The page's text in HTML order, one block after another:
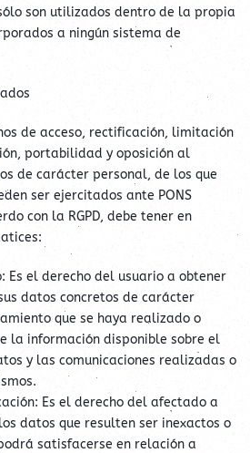
son utilizados dentro de la propia
a ningún sistema de
de acceso, rectificación, limitación
portabilidad y oposición al
de carácter personal, de los que
ser ejercitados ante PONS
con la RGPD, debe tener en
Es el derecho del usuario a obtener
datos concretos de carácter
que se haya realizado o
la información disponible sobre el
y las comunicaciones realizadas o
Es el derecho del afectado a
datos que resulten ser inexactos o
satisfacerse en relación a